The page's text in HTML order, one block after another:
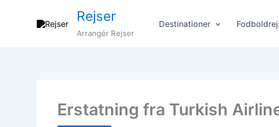
Rejser
Arrangér Rejser
Destinationer
Erstatning fra Turkish